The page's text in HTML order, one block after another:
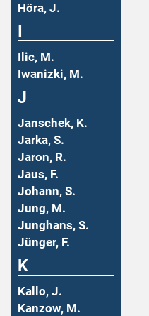
Höra, J.
Ilic, M.
Iwanizki, M.
J
Janschek, K.
Jarka, S.
Jaron, R.
Jaus, F.
Johann, S.
Jung, M.
Junghans, S.
Jünger, F.
K
Kallo, J.
Kanzow, M.